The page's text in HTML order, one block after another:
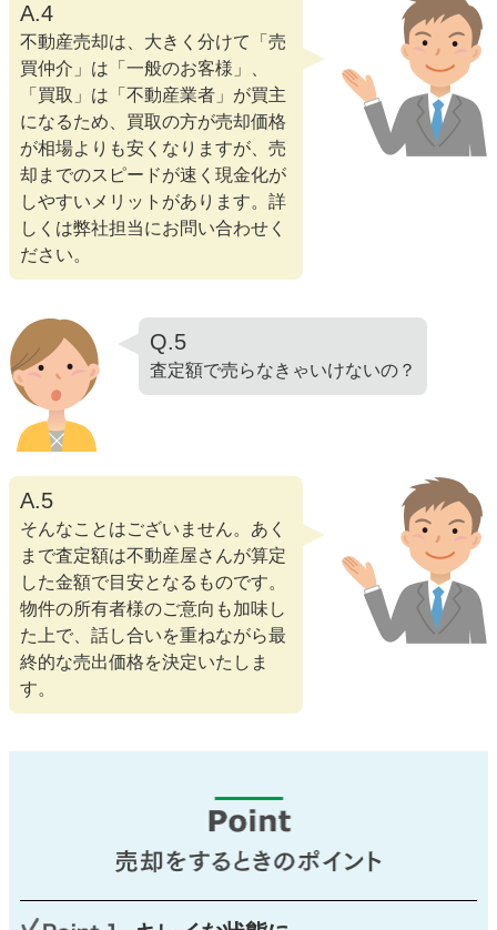
A.4
不動産売却は、大きく分けて「売
買仲介」は「一般のお客様」、
「買取」は「不動産業者」が買主
になるため、買取の方が売却価格
が相場よりも安くなりますが、売
却までのスピードが速く現金化が
しやすいメリットがあります。詳
しくは弊社担当にお問い合わせく
ださい。
Q.5
査定額で売らなきゃいけないの？
A.5
そんなことはございません。あく
まで査定額は不動産屋さんが算定
した金額で目安となるものです。
物件の所有者様のご意向も加味し
た上で、話し合いを重ねながら最
終的な売出価格を決定いたしま
す。